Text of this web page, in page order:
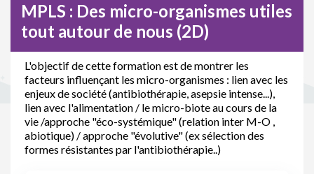
MPLS : Des micro-organismes utiles
tout autour de nous (2D)
L'objectif de cette formation est de montrer les
facteurs influençant les micro-organismes : lien avec les
enjeux de société (antibiothérapie, asepsie intense...),
lien avec l'alimentation / le micro-biote au cours de la
vie /approche "éco-systémique" (relation inter M-O ,
abiotique) / approche "évolutive" (ex sélection des
formes résistantes par l'antibiothérapie..)